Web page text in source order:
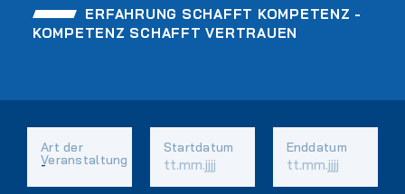
ERFAHRUNG SCHAFFT KOMPETENZ -
KOMPETENZ SCHAFFT VERTRAUEN
Art der
Veranstaltung
Startdatum Enddatum